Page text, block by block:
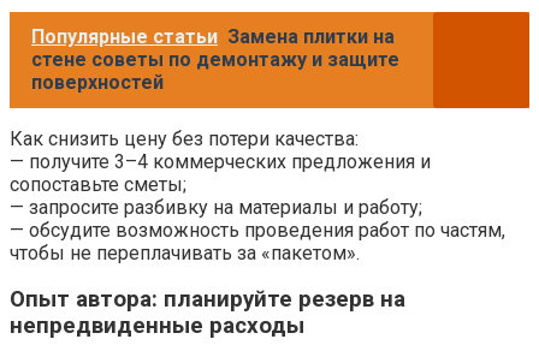
Популярные статьи Замена плитки на
стене советы по демонтажу и защите
поверхностей
Как снизить цену без потери качества:
— получите 3–4 коммерческих предложения и
сопоставьте сметы;
— запросите разбивку на материалы и работу;
— обсудите возможность проведения работ по частям,
чтобы не переплачивать за «пакетом».
Опыт автора: планируйте резерв на
непредвиденные расходы